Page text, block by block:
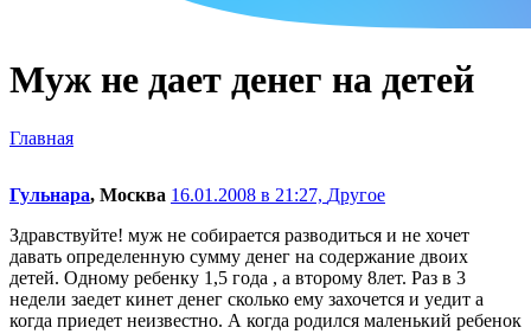
Муж не дает денег на детей
Главная
Гульнара, Москва 16.01.2008 в 21:27, Другое
Здравствуйте! муж не собирается разводиться и не хочет
давать определенную сумму денег на содержание двоих
детей. Одному ребенку 1,5 года , а второму 8лет. Раз в 3
недели заедет кинет денег сколько ему захочется и уедит а
когда приедет неизвестно. А когда родился маленький ребенок